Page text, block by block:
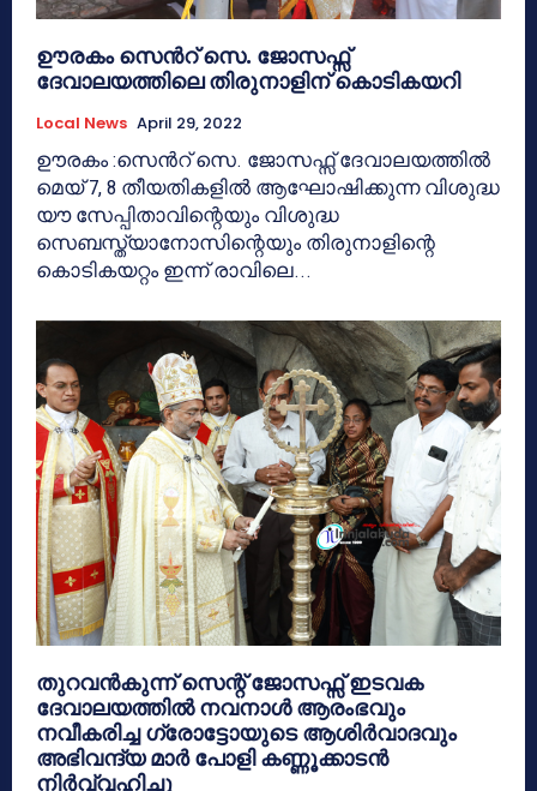
ഊരകം സെൻറ് സെ. ജോസഫ്സ്
ദേവാലയത്തിലെ തിരുനാളിന് കൊടികയറി
Local News April 29, 2022
ഊരകം :സെൻറ് സെ. ജോസഫ്സ് ദേവാലയത്തിൽ
മെയ് 7, 8 തീയതികളിൽ ആഘോഷിക്കുന്ന വിശുദ്ധ
യൗ സേപ്പിതാവിന്റെയും വിശുദ്ധ
സെബസ്ത്യാനോസിന്റെയും തിരുനാളിന്റെ
കൊടികയറ്റം ഇന്ന് രാവിലെ...
തുറവന്‍കുന്ന് സെന്റ് ജോസഫ്സ് ഇടവക
ദേവാലയത്തിൽ നവനാൾ ആരംഭവും
നവീകരിച്ച ഗ്രോട്ടോയുടെ ആശിർവാദവും
അഭിവന്ദ്യ മാർ പോളി കണ്ണൂക്കാടൻ
നിർവ്വഹിച്ചു